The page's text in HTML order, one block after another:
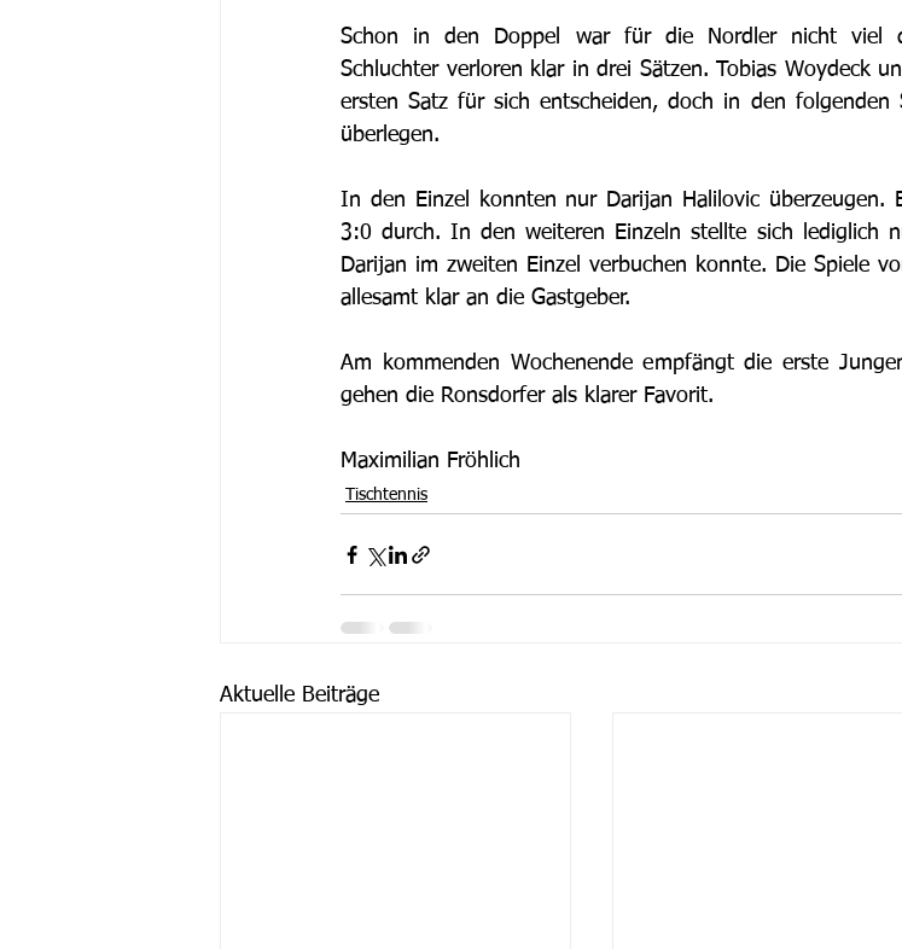
Schon in den Doppel war für die Nordler nicht viel
Schluchter verloren klar in drei Sätzen. Tobias Woydeck
ersten Satz für sich entscheiden, doch in den folgenden
überlegen.
In den Einzel konnten nur Darijan Halilovic überzeugen.
3:0 durch. In den weiteren Einzeln stellte sich lediglich
Darijan im zweiten Einzel verbuchen konnte. Die Spiele
allesamt klar an die Gastgeber.
Am kommenden Wochenende empfängt die erste
gehen die Ronsdorfer als klarer Favorit.
Maximilian Fröhlich
Tischtennis
Aktuelle Beiträge